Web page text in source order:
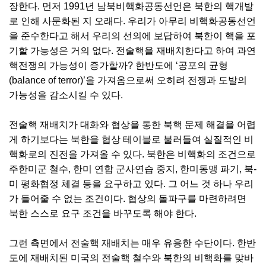
장한다. 먼저 1991년 남북비핵화공동선언은 북한의 핵개발
로 인해 사문화된 지 오래다. 우리가 아무리 비핵화공동선언
을 준수한다고 해서 우리의 선의에 보답하여 북한이 핵을 포
기할 가능성은 거의 없다. 전술핵을 재배치한다고 하여 과연
핵전쟁의 가능성이 증가할까? 한반도에 ‘공포의 균형
(balance of terror)’을 가져옴으로써 오히려 전쟁과 도발의
가능성을 감소시킬 수 있다.
전술핵 재배치가 대화와 협상을 통한 북핵 문제 해결을 어렵
게 하기보다는 북한을 협상 테이블로 불러들여 실질적인 비
핵화로의 진전을 가져올 수 있다. 북한은 비핵화의 조건으로
주한미군 철수, 한미 연합 군사연습 중지, 한미동맹 파기, 북-
미 평화협정 체결 등을 요구하고 있다. 그 어느 것 하나 우리
가 들어줄 수 없는 조건이다. 협상의 돌파구를 마련하려면
북한 스스로 요구 조건을 바꾸도록 해야 한다.
그런 측면에서 전술핵 재배치는 매우 유용한 수단이다. 한반
도에 재배치된 미국의 전술핵 철수와 북한의 비핵화를 맞바